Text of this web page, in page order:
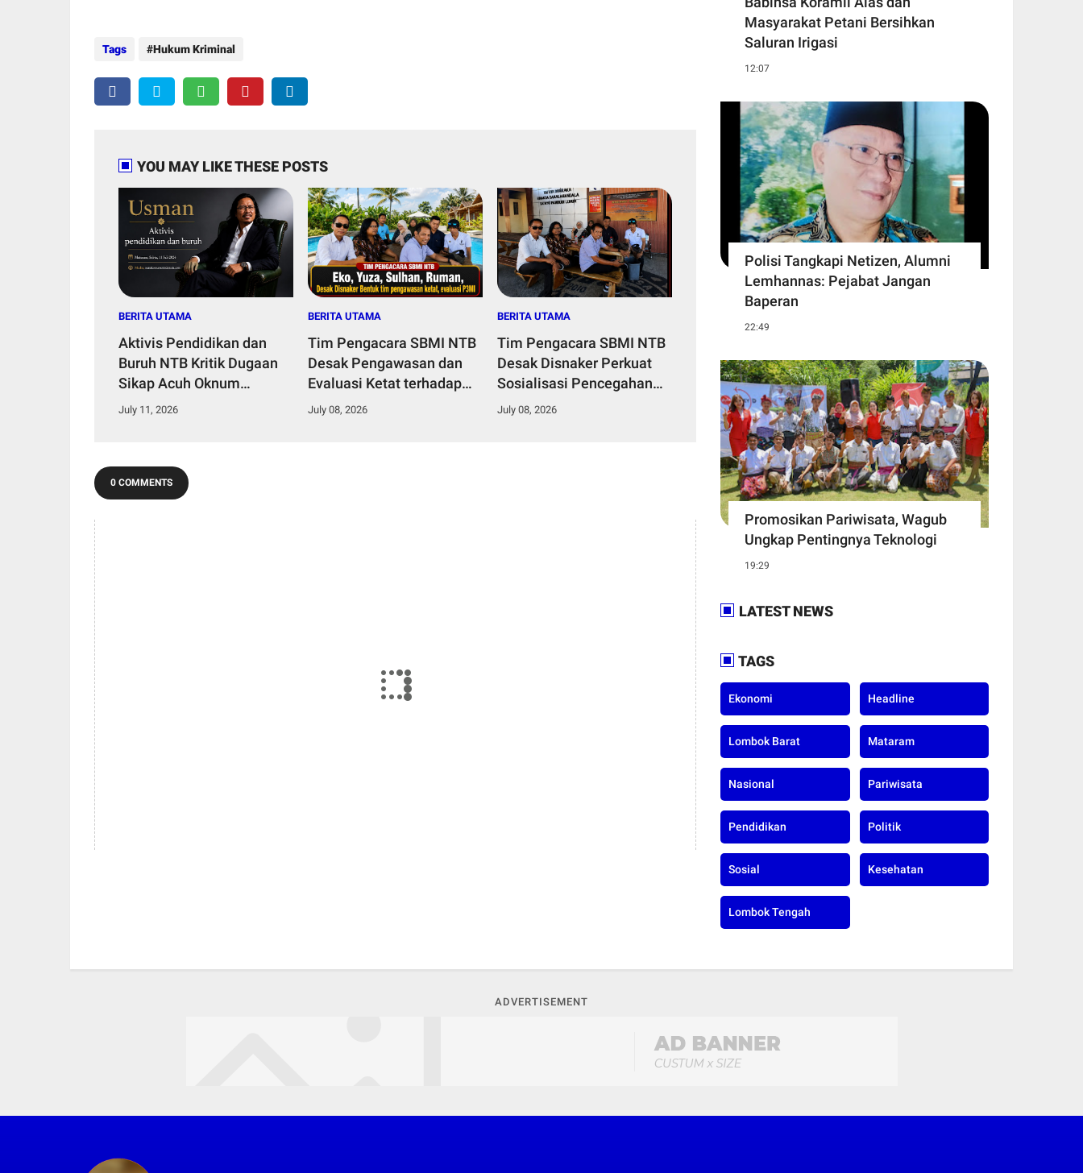
Tags Hukum Kriminal
YOU MAY LIKE THESE POSTS
BERITA UTAMA
Aktivis Pendidikan dan
Buruh NTB Kritik Dugaan
Sikap Acuh Oknum
Pejabat dalam Pelayanan
July 11, 2026
BERITA UTAMA
Tim Pengacara SBMI NTB
Desak Pengawasan dan
Evaluasi Ketat terhadap
P3MI di NTB
July 08, 2026
BERITA UTAMA
Tim Pengacara SBMI NTB
Desak Disnaker Perkuat
Sosialisasi Pencegahan
TPPO dan Penipuan Kerja
July 08, 2026
0 COMMENTS
Masyarakat Petani Bersihkan
Saluran Irigasi
12:07
Polisi Tangkapi Netizen, Alumni
Lemhannas: Pejabat Jangan
Baperan
22:49
Promosikan Pariwisata, Wagub
Ungkap Pentingnya Teknologi
19:29
LATEST NEWS
TAGS
Ekonomi Headline
Lombok Barat Mataram
Nasional Pariwisata
Pendidikan Politik
Sosial Kesehatan
Lombok Tengah
ADVERTISEMENT